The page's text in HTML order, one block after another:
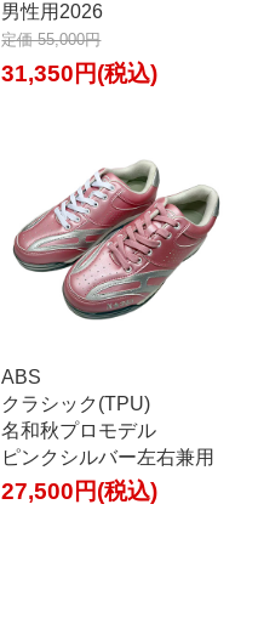
男性用2026
定価 55,000円
31,350円(税込)
ABS
クラシック(TPU)
名和秋プロモデル
ピンクシルバー左右兼用
27,500円(税込)